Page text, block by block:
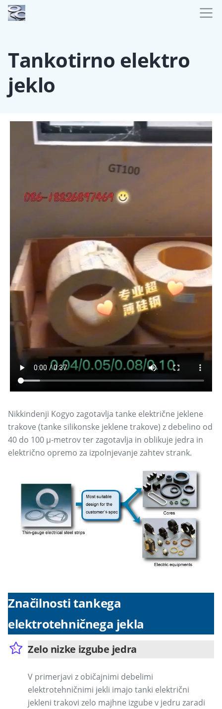
Tankotirno elektro
jeklo
Nikkindenji Kogyo zagotavlja tanke električne jeklene
trakove (tanke silikonske jeklene trakove) z debelino od
40 do 100 μ-metrov ter zagotavlja in oblikuje jedra in
električno opremo za izpolnjevanje zahtev strank.
Značilnosti tankega
elektrotehničnega jekla
Zelo nizke izgube jedra
V primerjavi z običajnimi debelimi
elektrotehničnimi jekli imajo tanki električni
jekleni trakovi zelo majhne izgube v jedru zaradi